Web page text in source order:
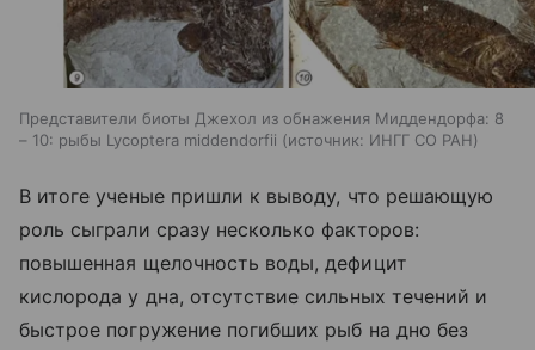
Представители биоты Джехол из обнажения Миддендорфа: 8
– 10: рыбы Lycoptera middendorfii
источник: ИНГГ СО РАН
В итоге ученые пришли к выводу, что решающую
роль сыграли сразу несколько факторов:
повышенная щелочность воды, дефицит
кислорода у дна, отсутствие сильных течений и
быстрое погружение погибших рыб на дно без